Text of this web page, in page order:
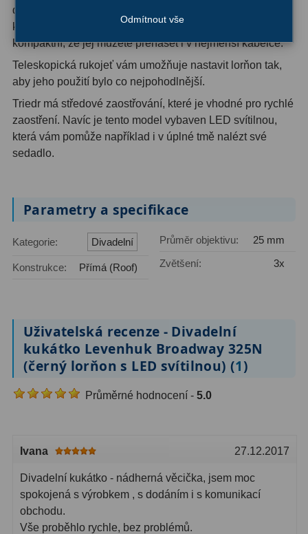
Převracecí4
Hledáčky28
Optické hledáčky15
Red Dot hledáčky 6
Sluneční hledáčky
Příslušenství
Redukce 1,25" a 2"17
Binohlavy3
Ostatní1
Montáže 93
Fotografické montáže5
Stativy a pilíře
dodává ještě luxusnější vzhled. Přestože je vyroben z
kovu, je lorňon velmi lehký (méně než 200 g). Je tak
kompaktní, že jej můžete přenášet i v nejmenší kabelce.
Teleskopická rukojeť vám umožňuje nastavit lorňon tak,
aby jeho použití bylo co nejpohodlnější.
Triedr má středové zaostřování, které je vhodné pro rychlé
zaostření. Navíc je tento model vybaven LED svítilnou,
která vám pomůže například i v úplné tmě nalézt své
sedadlo.
Parametry a specifikace
Kategorie: Divadelní
Konstrukce: Přímá (Roof)
Průměr objektivu:
25 mm
Zvětšení:
3x
Uživatelská recenze - Divadelní
kukátko Levenhuk Broadway 325N
(černý lorňon s LED svítilnou) (1)
Průměrné hodnocení - 5.0
Ivana 27.12.2017
Divadelní kukátko - nádherná věcička, jsem moc
spokojená s výrobkem , s dodáním i s komunikací
obchodu.
Vše proběhlo rychle, bez problémů.
Odmítnout vše